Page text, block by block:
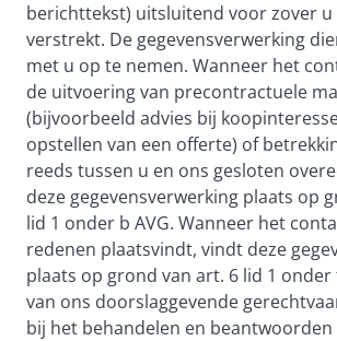
berichttekst) uitsluitend voor zover u
verstrekt. De gegevensverwerking
met u op te nemen. Wanneer het
de uitvoering van precontractuele
(bijvoorbeeld advies bij
opstellen van een offerte) of
reeds tussen u en ons gesloten
deze gegevensverwerking plaats op
lid 1 onder b AVG. Wanneer het
redenen plaatsvindt, vindt deze
plaats op grond van art. 6 lid 1 onder
van ons doorslaggevende
bij het behandelen en beantwoorden